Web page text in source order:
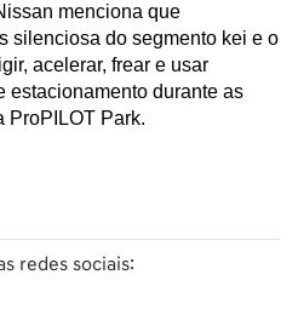
menciona que
silenciosa do segmento kei e o
acelerar, frear e usar
estacionamento durante as
ProPILOT Park.
redes sociais: